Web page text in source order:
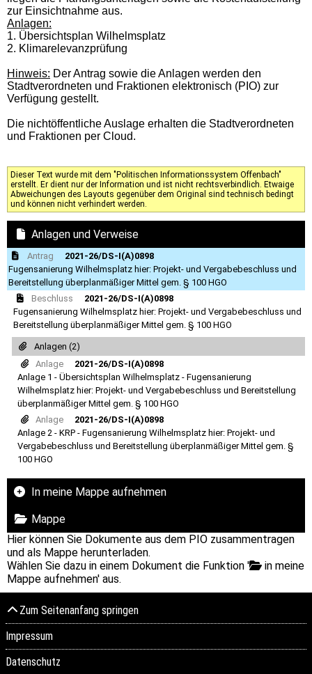
zur Einsichtnahme aus.
Anlagen:
1. Übersichtsplan Wilhelmsplatz
2. Klimarelevanzprüfung
Hinweis: Der Antrag sowie die Anlagen werden den
Stadtverordneten und Fraktionen elektronisch (PIO) zur
Verfügung gestellt.
Die nichtöffentliche Auslage erhalten die Stadtverordneten
und Fraktionen per Cloud.
Dieser Text wurde mit dem "Politischen Informationssystem Offenbach"
erstellt. Er dient nur der Information und ist nicht rechtsverbindlich. Etwaige
Abweichungen des Layouts gegenüber dem Original sind technisch bedingt
und können nicht verhindert werden.
Anlagen und Verweise
Antrag
2021-26/DS-I(A)0898
Fugensanierung Wilhelmsplatz hier: Projekt- und Vergabebeschluss und
Bereitstellung überplanmäßiger Mittel gem. § 100 HGO
Beschluss
2021-26/DS-I(A)0898
Fugensanierung Wilhelmsplatz hier: Projekt- und Vergabebeschluss und
Bereitstellung überplanmäßiger Mittel gem. § 100 HGO
Anlagen (2)
Anlage
2021-26/DS-I(A)0898
Anlage 1 - Übersichtsplan Wilhelmsplatz - Fugensanierung
Wilhelmsplatz hier: Projekt- und Vergabebeschluss und Bereitstellung
überplanmäßiger Mittel gem. § 100 HGO
Anlage
2021-26/DS-I(A)0898
Anlage 2 - KRP - Fugensanierung Wilhelmsplatz hier: Projekt- und
Vergabebeschluss und Bereitstellung überplanmäßiger Mittel gem. §
100 HGO
In meine Mappe aufnehmen
Mappe
Hier können Sie Dokumente aus dem PIO zusammentragen
und als Mappe herunterladen.
Wählen Sie dazu in einem Dokument die Funktion '
in meine
Mappe aufnehmen' aus.
Zum Seitenanfang springen
Impressum
Datenschutz